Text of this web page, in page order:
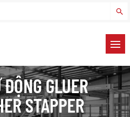
GLUER
STAPPER